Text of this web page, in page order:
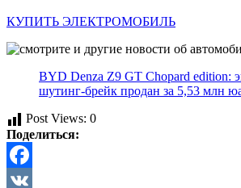
КУПИТЬ ЭЛЕКТРОМОБИЛЬ
BYD Denza Z9 GT Chopard edition:
шутинг-брейк продан за 5,53 млн
Post Views: 0
Поделиться:
Facebook